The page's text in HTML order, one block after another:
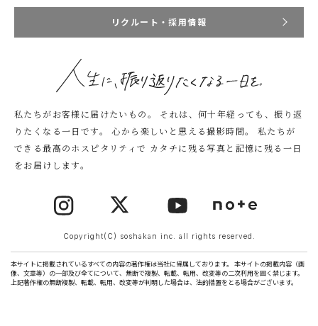
リクルート・採用情報
私たちがお客様に届けたいもの。
それは、何十年経っても、振り返
りたくなる一日です。
心から楽しいと思える撮影時間。
私たちが
できる最高のホスピタリティで カタチに残る写真と記憶に残る一日
をお届けします。
Copyright(C) soshakan inc. all rights reserved.
本サイトに掲載されているすべての内容の著作権は当社に帰属しております。 本サイトの掲載内容（画
像、文章等）の一部及び全てについて、無断で複製、転載、転用、改変等の二次利用を固く禁じます。
上記著作権の無断複製、転載、転用、改変等が判明した場合は、法的措置をとる場合がございます。